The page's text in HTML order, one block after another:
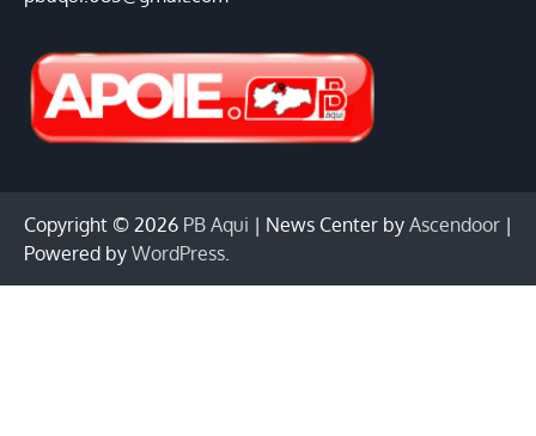
Copyright © 2026 PB Aqui | News Center by Ascendoor |
Powered by WordPress